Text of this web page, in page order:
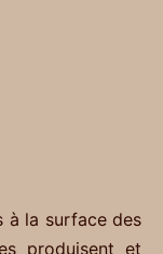
à la surface des
produisent et